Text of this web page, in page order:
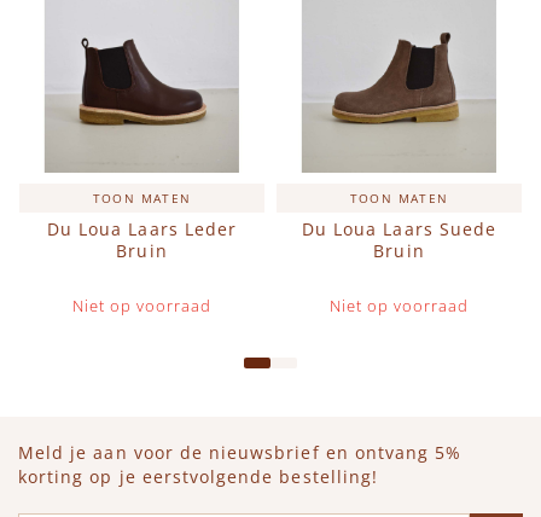
TOON MATEN
Du Loua Laars Leder
Bruin
Niet op voorraad
TOON MATEN
Du Loua Laars Suede
Bruin
Niet op voorraad
Meld je aan voor de nieuwsbrief en ontvang 5%
korting op je eerstvolgende bestelling!